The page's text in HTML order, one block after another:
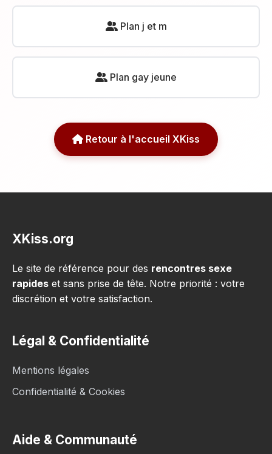
Plan j et m
Plan gay jeune
Retour à l'accueil XKiss
XKiss.org
Le site de référence pour des rencontres sexe
rapides et sans prise de tête. Notre priorité : votre
discrétion et votre satisfaction.
Légal & Confidentialité
Mentions légales
Confidentialité & Cookies
Aide & Communauté